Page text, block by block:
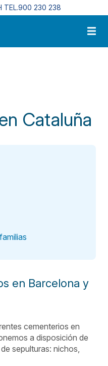
al contenido principal
TEL.900 230 238
Cataluña
en Barcelona y
cementerios en
a disposición de
sepulturas: nichos,